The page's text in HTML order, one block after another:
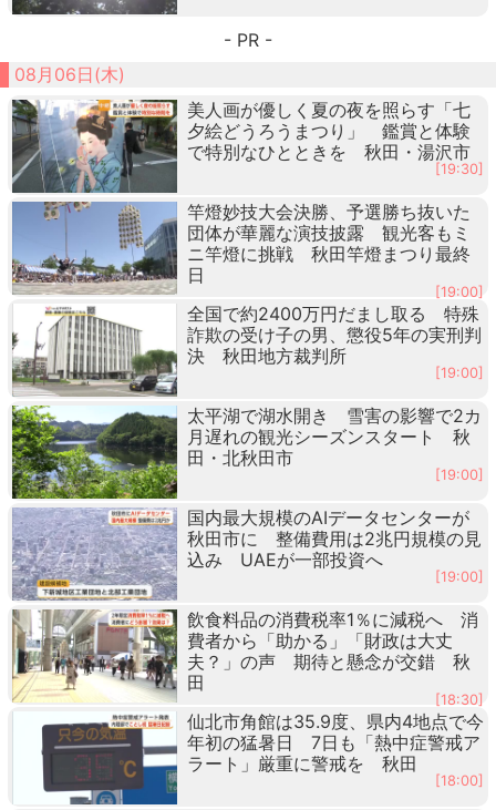
- PR -
08月06日(木)
美人画が優しく夏の夜を照らす「七
夕絵どうろうまつり」 鑑賞と体験
で特別なひとときを 秋田・湯沢市
[19:30]
竿燈妙技大会決勝、予選勝ち抜いた
団体が華麗な演技披露 観光客もミ
ニ竿燈に挑戦 秋田竿燈まつり最終
日
[19:00]
全国で約2400万円だまし取る 特殊
詐欺の受け子の男、懲役5年の実刑判
決 秋田地方裁判所
[19:00]
太平湖で湖水開き 雪害の影響で2カ
月遅れの観光シーズンスタート 秋
田・北秋田市
[19:00]
国内最大規模のAIデータセンターが
秋田市に 整備費用は2兆円規模の見
込み UAEが一部投資へ
[19:00]
飲食料品の消費税率1％に減税へ 消
費者から「助かる」「財政は大丈
夫？」の声 期待と懸念が交錯 秋
田
[18:30]
仙北市角館は35.9度、県内4地点で今
年初の猛暑日 7日も「熱中症警戒ア
ラート」厳重に警戒を 秋田
[18:00]